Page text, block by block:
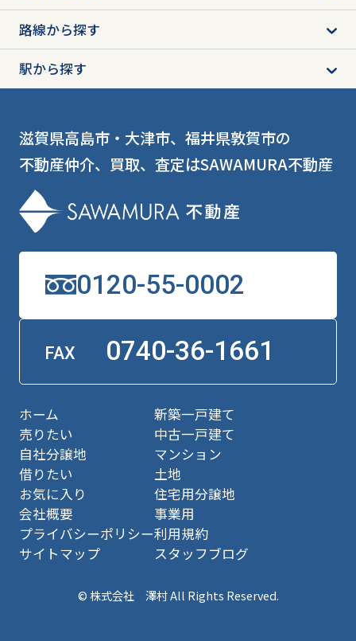
路線から探す
駅から探す
滋賀県高島市・大津市、福井県敦賀市の
不動産仲介、買取、査定はSAWAMURA不動産
0120-55-0002
FAX 0740-36-1661
ホーム
売りたい
自社分譲地
借りたい
お気に入り
会社概要
プライバシーポリシー
サイトマップ
新築一戸建て
中古一戸建て
マンション
土地
住宅用分譲地
事業用
利用規約
スタッフブログ
© 株式会社 澤村 All Rights Reserved.